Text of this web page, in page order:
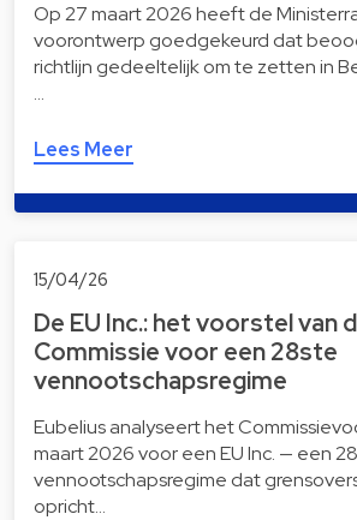
Op 27 maart 2026 heeft de
voorontwerp goedgekeurd dat
richtlijn gedeeltelijk om te zetten in
…
Lees Meer
15/04/26
De EU Inc.: het voorstel van
Commissie voor een 28ste
vennootschapsregime
Eubelius analyseert het
maart 2026 voor een EU Inc. — een
vennootschapsregime dat
opricht…